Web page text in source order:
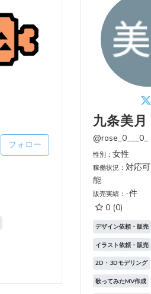
フォロー
九条美月
@rose_0___0_
性別： 女性
稼働状況： 対応可
能
販売実績： -件
0 (0)
デザイン依頼・販売
イラスト依頼・販売
2D・3Dモデリング
歌ってみたMV作成